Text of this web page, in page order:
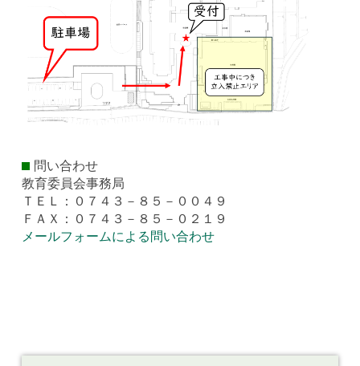
問い合わせ
教育委員会事務局
ＴＥＬ：０７４３－８５－００４９
ＦＡＸ：０７４３－８５－０２１９
メールフォームによる問い合わせ